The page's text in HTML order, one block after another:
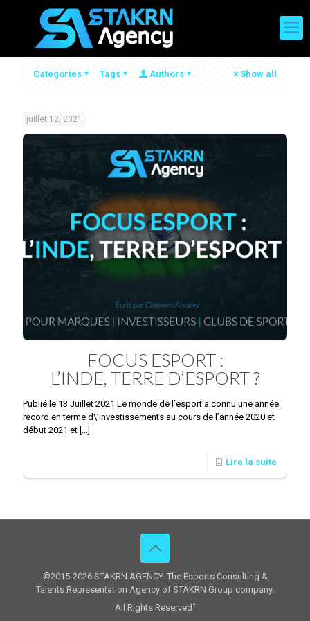
Categories Tags Authors Show all
juillet 12, 2021
FOCUS ESPORT :
L’INDE, TERRE D’ESPORT ?
Publié le 13 Juillet 2021 Le monde de l’esport a connu une année
record en terme d\’investissements au cours de l’année 2020 et
début 2021 et […]
Lire la suite
©2015-2026 STAKRN AGENCY. The Esports Consulting &
Talents Representation Agency of STAKRN Group company.
All Rights Reserved